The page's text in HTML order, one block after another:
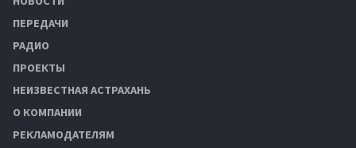
ПЕРЕДАЧИ
РАДИО
ПРОЕКТЫ
НЕИЗВЕСТНАЯ АСТРАХАНЬ
О КОМПАНИИ
РЕКЛАМОДАТЕЛЯМ